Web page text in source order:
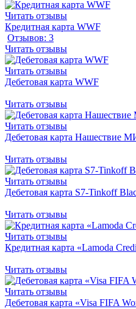
Читать отзывы
Кредитная карта WWF
Отзывов: 3
Читать отзывы
Читать отзывы
Дебетовая карта WWF
Читать отзывы
Читать отзывы
Дебетовая карта Нашествие
Читать отзывы
Читать отзывы
Дебетовая карта S7-Tinkoff
Читать отзывы
Читать отзывы
Кредитная карта «Lamoda
Читать отзывы
Читать отзывы
Дебетовая карта «Visa FIFA